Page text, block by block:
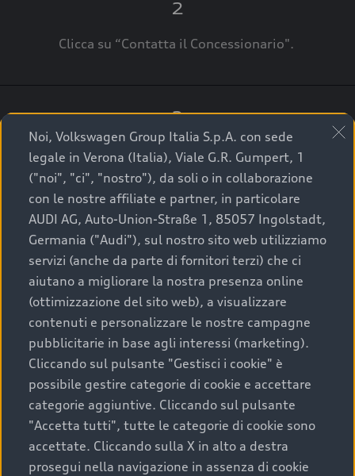
2
Clicca su “Contatta il Concessionario".
3
A breve verrai ricontattato dal Customer Care
Audi Center o direttamente dal Concessionario
che ti supporterà per finalizzare la tua richiesta.
La qualità di acquistare
un’auto usata Audi
Scegliere un’auto usata è una decisione che coniuga
convenienza, affidabilità e sostenibilità. Per fare un
acquisto sicuro, è essenziale considerare aspetti
determinanti come la garanzia inclusa e l’affidabilità del
marchio. Audi offre l’auto usata perfetta tramite Audi
Prima Scelta :plus
Noi, Volkswagen Group Italia S.p.A. con sede
legale in Verona (Italia), Viale G.R. Gumpert, 1
("noi", "ci", "nostro"), da soli o in collaborazione
con le nostre affiliate e partner, in particolare
AUDI AG, Auto-Union-Straße 1, 85057 Ingolstadt,
Germania ("Audi"), sul nostro sito web utilizziamo
servizi (anche da parte di fornitori terzi) che ci
aiutano a migliorare la nostra presenza online
(ottimizzazione del sito web), a visualizzare
contenuti e personalizzare le nostre campagne
pubblicitarie in base agli interessi (marketing).
Cliccando sul pulsante "Gestisci i cookie" è
possibile gestire categorie di cookie e accettare
categorie aggiuntive. Cliccando sul pulsante
"Accetta tutti", tutte le categorie di cookie sono
accettate. Cliccando sulla X in alto a destra
prosegui nella navigazione in assenza di cookie